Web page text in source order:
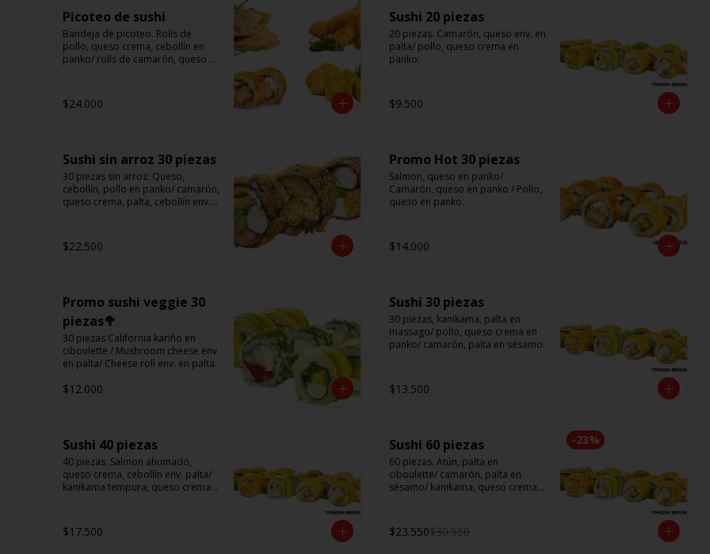
Picoteo de sushi
Bandeja de picoteo. Rolls de
pollo, queso crema, cebollín en
panko/ rolls de camarón, queso
rellenas de camarón, queso
crema)/ gyosas mixtas.
$24.000
Sushi 20 piezas
20 piezas. Camarón, queso env. en
palta/ pollo, queso crema en
panko.
$9.500
Sushi sin arroz 30 piezas
30 piezas sin arroz. Queso,
cebollín, pollo en panko/ camarón,
queso crema, palta, cebollín env.
en panko.
$22.500
Promo Hot 30 piezas
Salmon, queso en panko/
Camarón, queso en panko / Pollo,
queso en panko.
$14.000
Promo sushi veggie 30
piezas🥦
30 piezas California kariño en
ciboulette / Mushroom cheese env.
en palta/ Cheese roll env. en palta.
$12.000
Sushi 30 piezas
30 piezas, kanikama, palta en
massago/ pollo, queso crema en
panko/ camarón, palta en sésamo.
$13.500
Sushi 40 piezas
40 piezas. Salmon ahumado,
queso crema, cebollín env. palta/
kanikama tempura, queso crema
queso crema, en panko.
$17.500
-23%
Sushi 60 piezas
60 piezas. Atún, palta en
ciboulette/ camarón, palta en
sésamo/ kanikama, queso crema,
queso crema, cebollín en panko/
camarón, queso crema, en panko.
$23.550$30.550